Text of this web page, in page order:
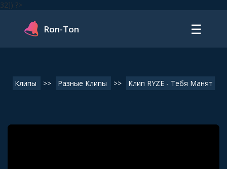
32]) ?>
Ron-Ton ☰
Клипы >> Разные Клипы >> Клип RYZE - Тебя Манят